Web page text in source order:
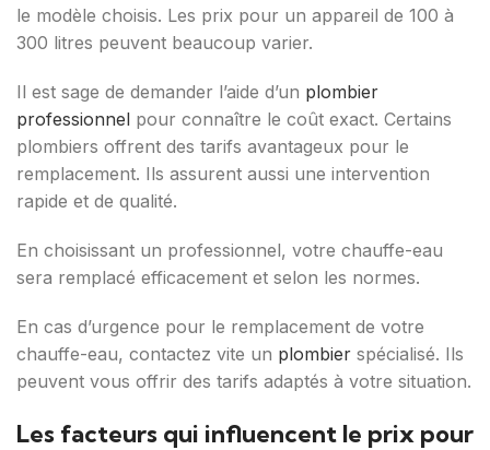
le modèle choisis. Les prix pour un appareil de 100 à
300 litres peuvent beaucoup varier.
Il est sage de demander l’aide d’un plombier
professionnel pour connaître le coût exact. Certains
plombiers offrent des tarifs avantageux pour le
remplacement. Ils assurent aussi une intervention
rapide et de qualité.
En choisissant un professionnel, votre chauffe-eau
sera remplacé efficacement et selon les normes.
En cas d’urgence pour le remplacement de votre
chauffe-eau, contactez vite un plombier spécialisé. Ils
peuvent vous offrir des tarifs adaptés à votre situation.
Les facteurs qui influencent le prix pour